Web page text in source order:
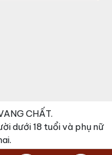
CHẤT.
dưới 18 tuổi và phụ nữ